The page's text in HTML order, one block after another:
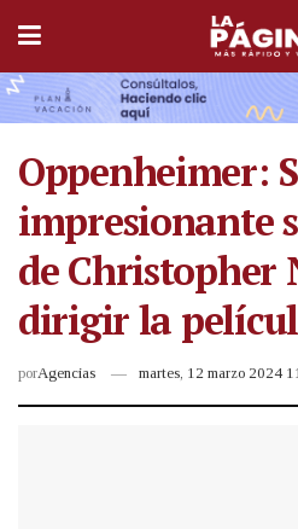
Oppenheimer:
impresionante
de Christopher
dirigir la
porAgencias martes, 12 marzo 2024